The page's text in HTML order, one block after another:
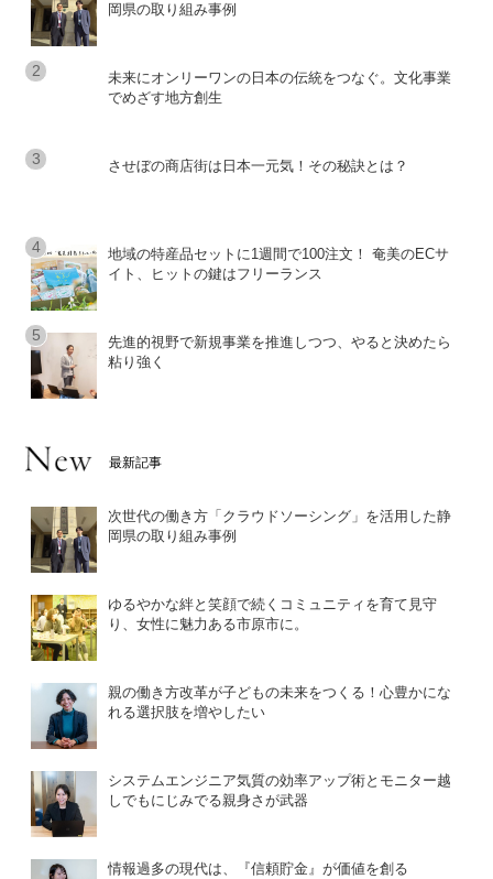
岡県の取り組み事例
未来にオンリーワンの日本の伝統をつなぐ。文化事業
でめざす地方創生
させぼの商店街は日本一元気！その秘訣とは？
地域の特産品セットに1週間で100注文！ 奄美のECサ
イト、ヒットの鍵はフリーランス
先進的視野で新規事業を推進しつつ、やると決めたら
粘り強く
最新記事
次世代の働き方「クラウドソーシング」を活用した静
岡県の取り組み事例
ゆるやかな絆と笑顔で続くコミュニティを育て見守
り、女性に魅力ある市原市に。
親の働き方改革が子どもの未来をつくる！心豊かにな
れる選択肢を増やしたい
システムエンジニア気質の効率アップ術とモニター越
しでもにじみでる親身さが武器
情報過多の現代は、『信頼貯金』が価値を創る